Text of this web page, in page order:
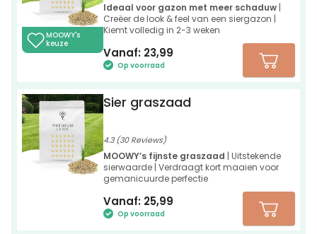
MOOWY's
keuze
Ideaal voor gazon met meer schaduw |
Creëer de look & feel van een siergazon |
Kiemt volledig in 2-3 weken
Vanaf: 23,99
Op voorraad
4.3 (30 Reviews)
Sier graszaad
MOOWY’s fijnste graszaad | Uitstekende
sierwaarde | Verdraagt kort maaien voor
gemanicuurde perfectie
Vanaf: 25,99
Op voorraad